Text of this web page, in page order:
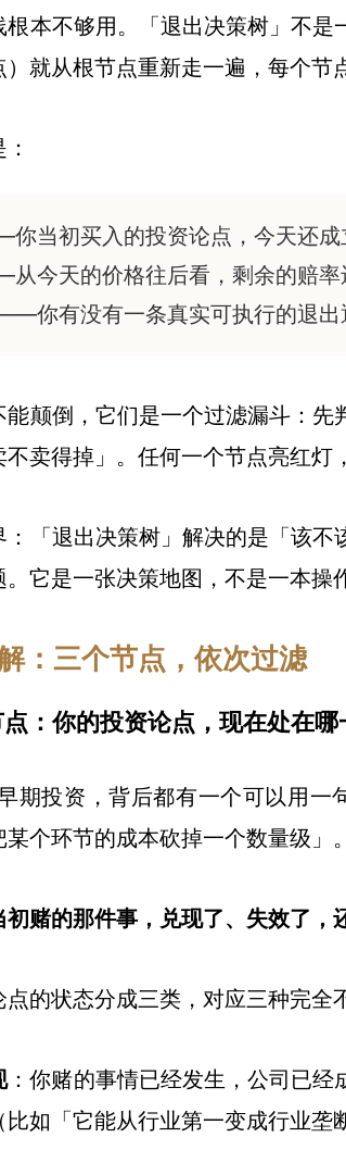
根本不够用。「退出决策树」不
就从根节点重新走一遍，每个节
当初买入的投资论点，今天还成
今天的价格往后看，剩余的赔率
你有没有一条真实可执行的退出
能颠倒，它们是一个过滤漏斗：
不卖得掉」。任何一个节点亮红灯
「退出决策树」解决的是「该
它是一张决策地图，不是一本操
：三个节点，依次过滤
：你的投资论点，现在处在哪
期投资，背后都有一个可以用一
某个环节的成本砍掉一个数量级
赌的那件事，兑现了、失效了，
的状态分成三类，对应三种完全
：你赌的事情已经发生，公司已
如「它能从行业第一变成行业垄